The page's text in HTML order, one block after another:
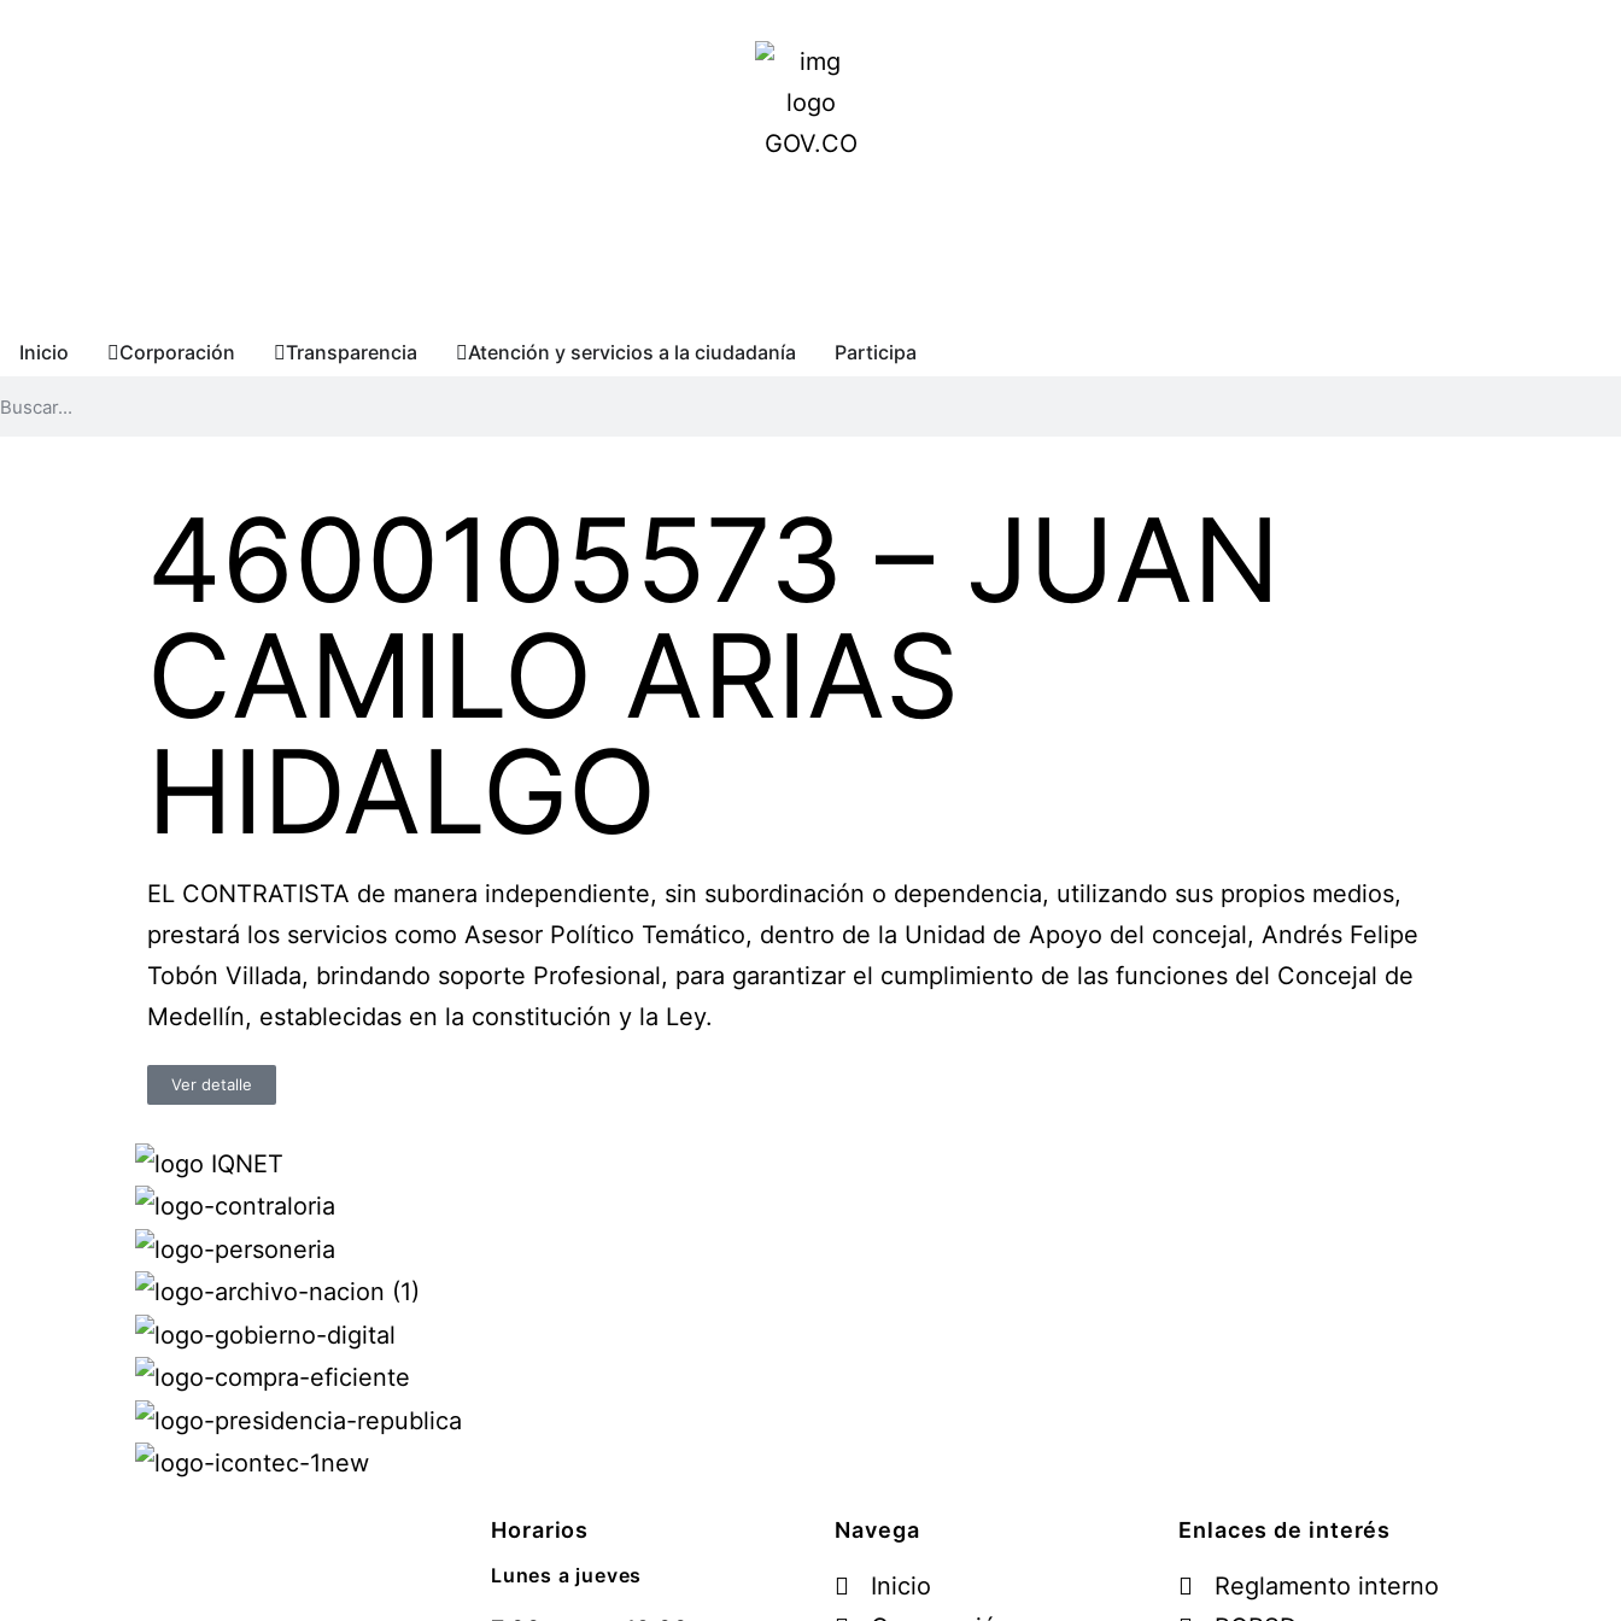
Inicio Corporación Transparencia Atención y servicios a la ciudadanía Participa
4600105573 – JUAN
CAMILO ARIAS
HIDALGO
EL CONTRATISTA de manera independiente, sin subordinación o dependencia, utilizando sus propios medios,
prestará los servicios como Asesor Político Temático, dentro de la Unidad de Apoyo del concejal, Andrés Felipe
Tobón Villada, brindando soporte Profesional, para garantizar el cumplimiento de las funciones del Concejal de
Medellín, establecidas en la constitución y la Ley.
Ver detalle
Horarios
Lunes a jueves
Navega
Inicio
Enlaces de interés
Reglamento interno